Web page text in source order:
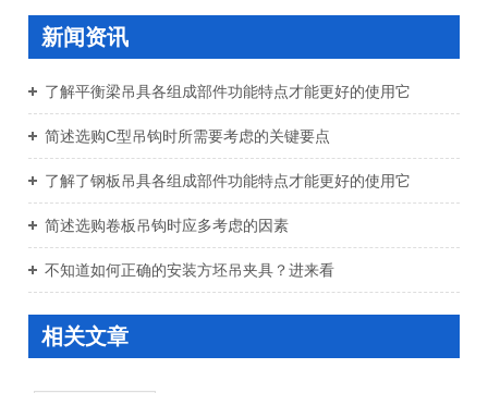
新闻资讯
了解平衡梁吊具各组成部件功能特点才能更好的使用它
简述选购C型吊钩时所需要考虑的关键要点
了解了钢板吊具各组成部件功能特点才能更好的使用它
简述选购卷板吊钩时应多考虑的因素
不知道如何正确的安装方坯吊夹具？进来看
相关文章